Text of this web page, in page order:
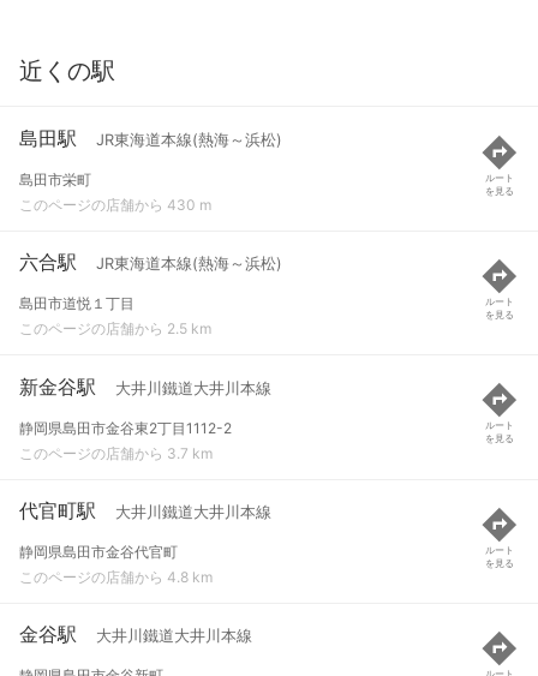
近くの駅
島田駅 JR東海道本線(熱海～浜松)
島田市栄町
このページの店舗から 430 m
ルート
を見る
六合駅 JR東海道本線(熱海～浜松)
島田市道悦１丁目
このページの店舗から 2.5 km
ルート
を見る
新金谷駅 大井川鐵道大井川本線
静岡県島田市金谷東2丁目1112-2
このページの店舗から 3.7 km
ルート
を見る
代官町駅 大井川鐵道大井川本線
静岡県島田市金谷代官町
このページの店舗から 4.8 km
ルート
を見る
金谷駅 大井川鐵道大井川本線